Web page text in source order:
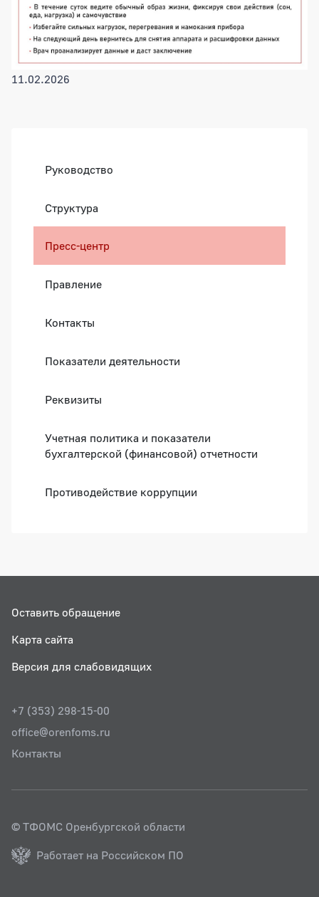
11.02.2026
Руководство
Структура
Пресс-центр
Правление
Контакты
Показатели деятельности
Реквизиты
Учетная политика и показатели
бухгалтерской (финансовой) отчетности
Противодействие коррупции
Оставить обращение
Карта сайта
Версия для слабовидящих
+7 (353) 298-15-00
office@orenfoms.ru
Контакты
© ТФОМС Оренбургской области
Работает на Российском ПО